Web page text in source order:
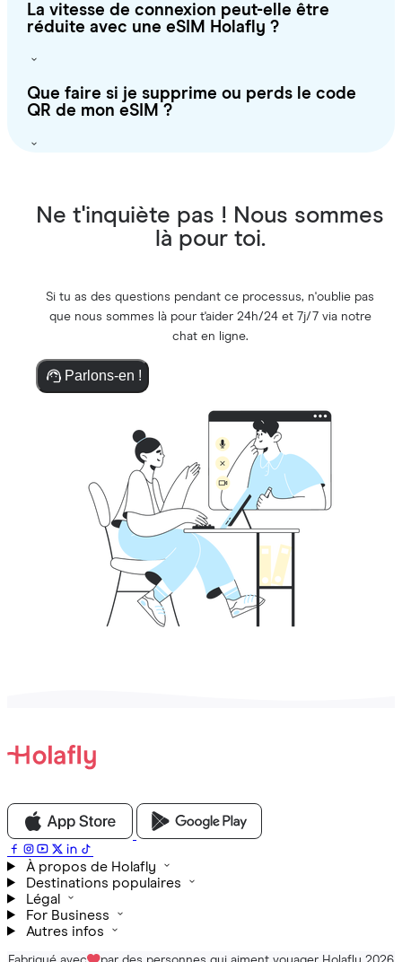
La vitesse de connexion peut-elle être
réduite avec une eSIM Holafly ?
Que faire si je supprime ou perds le code
QR de mon eSIM ?
Ne t'inquiète pas ! Nous sommes
là pour toi.
Si tu as des questions pendant ce processus, n'oublie pas
que nous sommes là pour t'aider 24h/24 et 7j/7 via notre
chat en ligne.
Parlons-en !
À propos de Holafly
Destinations populaires
Légal
For Business
Autres infos